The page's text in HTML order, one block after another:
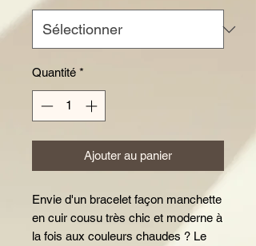
Quantité *
Ajouter au panier
Envie d'un bracelet façon manchette
en cuir cousu très chic et moderne à
la fois aux couleurs chaudes ? Le